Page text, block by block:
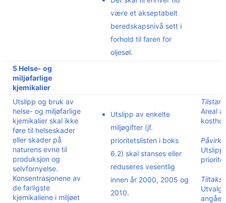
være et akseptabelt
beredskapsnivå sett i
forhold til faren for
oljesøl.
5 Helse- og
miljøfarlige
kjemikalier
Utslipp og bruk av
helse- og miljøfarlige
kjemikalier skal ikke
føre til helseskader
eller skader på
naturens evne til
produksjon og
selvfornyelse.
Konsentrasjonene av
de farligste
kjemikaliene i miljøet
Utslipp av enkelte
miljøgifter (jf.
prioritetslisten i boks
6.2) skal stanses eller
reduseres vesentlig
innen år 2000, 2005 og
2010.
Areal